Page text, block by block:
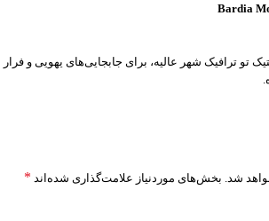
Bardia
تو ترافیک شهر عالیه، برای جابجایی‌های یهویی و فرار
شد. بخش‌های موردنیاز علامت‌گذاری شده‌اند *